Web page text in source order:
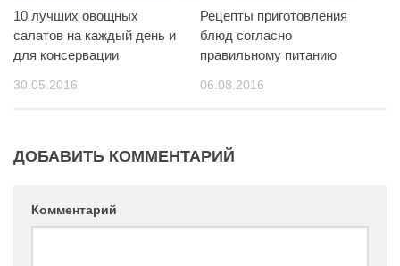
10 лучших овощных
салатов на каждый день и
для консервации
30.05.2016
Рецепты приготовления
блюд согласно
правильному питанию
06.08.2016
ДОБАВИТЬ КОММЕНТАРИЙ
Комментарий